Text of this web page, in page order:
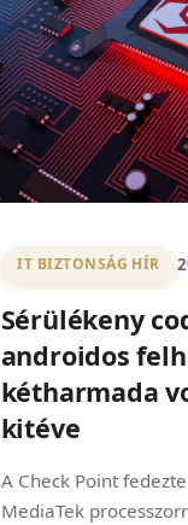
IT BIZTONSÁG HÍR
Sérülékeny
androidos
kétharmada
kitéve
A Check Point
MediaTek